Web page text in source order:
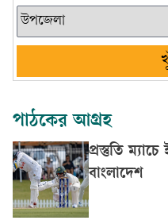
পাঠকের আগ্রহ
প্রস্তুতি
বাংলাদেশ